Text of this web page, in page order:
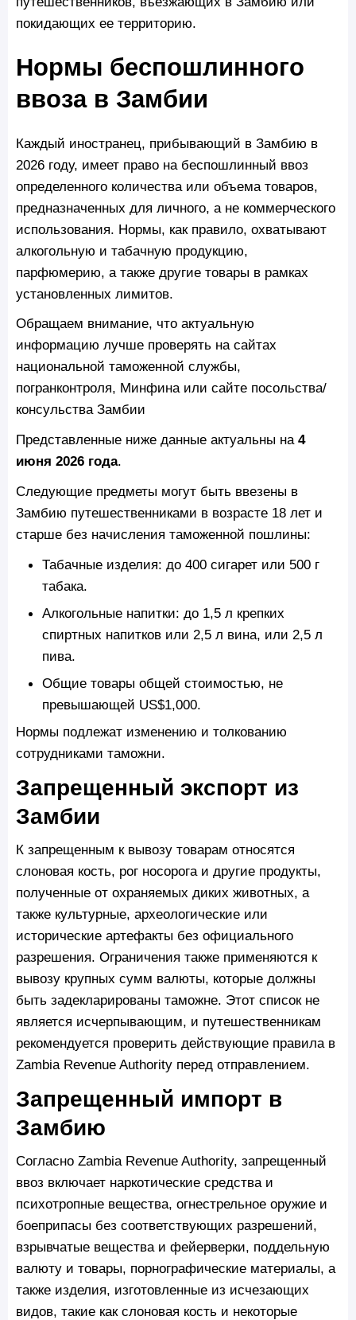
покидающих ее территорию.
Нормы беспошлинного
ввоза в Замбии
Каждый иностранец, прибывающий в Замбию в
2026 году, имеет право на беспошлинный ввоз
определенного количества или объема товаров,
предназначенных для личного, а не коммерческого
использования. Нормы, как правило, охватывают
алкогольную и табачную продукцию,
парфюмерию, а также другие товары в рамках
установленных лимитов.
Обращаем внимание, что актуальную
информацию лучше проверять на сайтах
национальной таможенной службы,
погранконтроля, Минфина или сайте посольства/
консульства Замбии
Представленные ниже данные актуальны на 4
июня 2026 года.
Следующие предметы могут быть ввезены в
Замбию путешественниками в возрасте 18 лет и
старше без начисления таможенной пошлины:
Табачные изделия: до 400 сигарет или 500 г
табака.
Алкогольные напитки: до 1,5 л крепких
спиртных напитков или 2,5 л вина, или 2,5 л
пива.
Общие товары общей стоимостью, не
превышающей US$1,000.
Нормы подлежат изменению и толкованию
сотрудниками таможни.
Запрещенный экспорт из
Замбии
К запрещенным к вывозу товарам относятся
слоновая кость, рог носорога и другие продукты,
полученные от охраняемых диких животных, а
также культурные, археологические или
исторические артефакты без официального
разрешения. Ограничения также применяются к
вывозу крупных сумм валюты, которые должны
быть задекларированы таможне. Этот список не
является исчерпывающим, и путешественникам
рекомендуется проверить действующие правила в
Zambia Revenue Authority перед отправлением.
Запрещенный импорт в
Замбию
Согласно Zambia Revenue Authority, запрещенный
ввоз включает наркотические средства и
психотропные вещества, огнестрельное оружие и
боеприпасы без соответствующих разрешений,
взрывчатые вещества и фейерверки, поддельную
валюту и товары, порнографические материалы, а
также изделия, изготовленные из исчезающих
видов, такие как слоновая кость и некоторые